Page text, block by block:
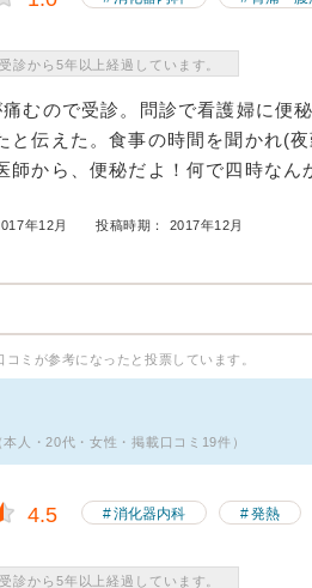
診から5年以上経過しています。
むので受診。問診で看護婦に便
と伝えた。食事の時間を聞かれ(
師から、便秘だよ！何で四時なん
年12月 投稿時期： 2017年12月
コミが参考になったと投票しています。
本人・20代・女性・掲載口コミ19件）
4.5 消化器内科 発熱
診から5年以上経過しています。